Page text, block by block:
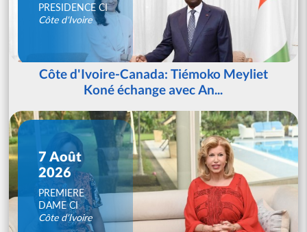
PRESIDENCE CI
Côte d'Ivoire
Côte d'Ivoire-Canada: Tiémoko Meyliet
Koné échange avec An...
7 Août
2026
PREMIERE
DAME CI
Côte d'Ivoire